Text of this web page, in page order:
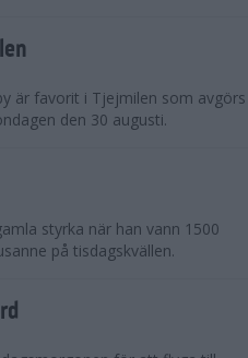
är favorit i Tjejmilen som avgörs
den 30 augusti.
styrka när han vann 1500
på tisdagskvällen.